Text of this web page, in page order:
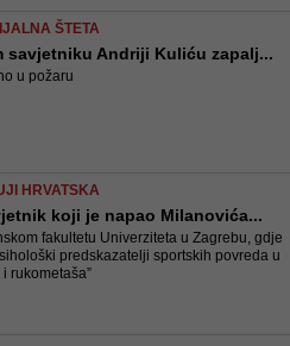
ŠTETA
savjetniku Andriji Kuliću zapalj...
u požaru
HRVATSKA
koji je napao Milanovića...
fakultetu Univerziteta u Zagrebu, gdje
predskazatelji sportskih povreda u
rukometaša”